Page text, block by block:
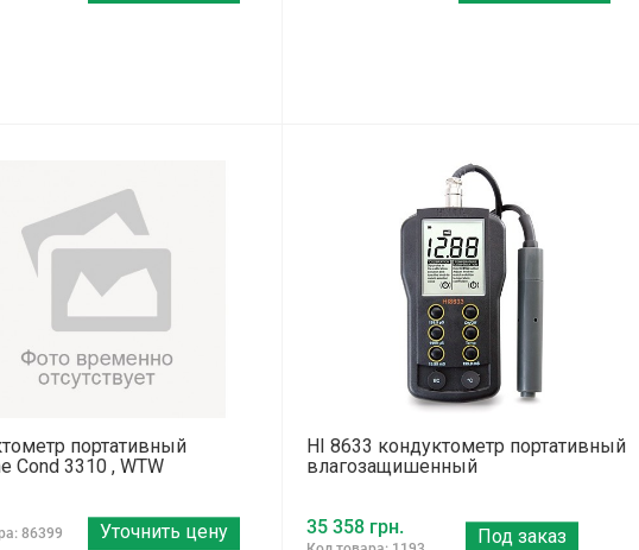
портативный
Cond 3310 , WTW
86399 Уточнить цену
HI 8633 кондуктометр портативный
влагозащишенный
35 358 грн. Под заказ